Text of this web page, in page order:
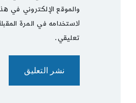
والموقع الإلكتروني في
لاستخدامه في المرة
تعليقي.